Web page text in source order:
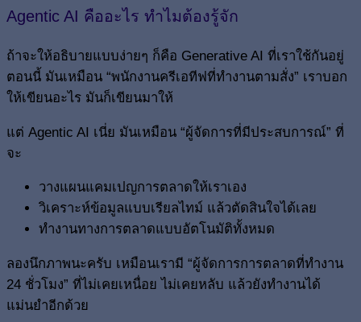
Agentic AI คืออะไร ทำไมต้องรู้จัก
ถ้าจะให้อธิบายแบบง่ายๆ ก็คือ Generative AI ที่เราใช้กันอยู่
ตอนนี้ มันเหมือน “พนักงานครีเอทีฟที่ทำงานตามสั่ง” เราบอก
ให้เขียนอะไร มันก็เขียนมาให้
แต่ Agentic AI เนี่ย มันเหมือน “ผู้จัดการที่มีประสบการณ์” ที่
จะ
วางแผนแคมเปญการตลาดให้เราเอง
วิเคราะห์ข้อมูลแบบเรียลไทม์ แล้วตัดสินใจได้เลย
ทำงานทางการตลาดแบบอัตโนมัติทั้งหมด
ลองนึกภาพนะครับ เหมือนเรามี “ผู้จัดการการตลาดที่ทำงาน
24 ชั่วโมง” ที่ไม่เคยเหนื่อย ไม่เคยหลับ แล้วยังทำงานได้
แม่นยำอีกด้วย